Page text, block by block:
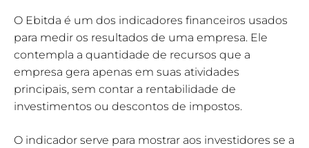
O Ebitda é um dos indicadores financeiros usados
para medir os resultados de uma empresa. Ele
contempla a quantidade de recursos que a
empresa gera apenas em suas atividades
principais, sem contar a rentabilidade de
investimentos ou descontos de impostos.
O indicador serve para mostrar aos investidores se a